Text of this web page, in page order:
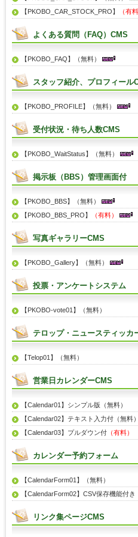
【PKOBO_CAR_STOCK_PRO】
（有料
よくある質問（FAQ）CMS
【PKOBO_FAQ】（無料）
スタッフ紹介、プロフィール
【PKOBO_PROFILE】（無料）
受付状況・待ち人数CMS
【PKOBO_WaitStatus】（無料）
掲示板（BBS）管理画面付
【PKOBO_BBS】（無料）
【PKOBO_BBS_PRO】
（有料）
写真ギャラリーCMS
【PKOBO_Gallery】（無料）
投票・アンケートシステム
【PKOBO-vote01】（無料）
テロップ・ニュースティッカ
【Telop01】（無料）
営業日カレンダーCMS
【Calendar01】シンプル版（無料）
【Calendar02】テキスト入力付（無料）
【Calendar03】プルダウン付 （有料）
カレンダー予約フォーム
【CalendarForm01】（無料）
【CalendarForm02】CSV保存機能付き
リンク集ページCMS